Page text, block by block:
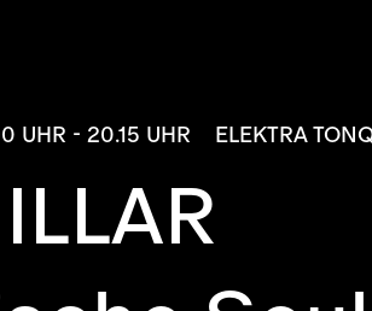
UHR - 20.15 UHR ELEKTRA